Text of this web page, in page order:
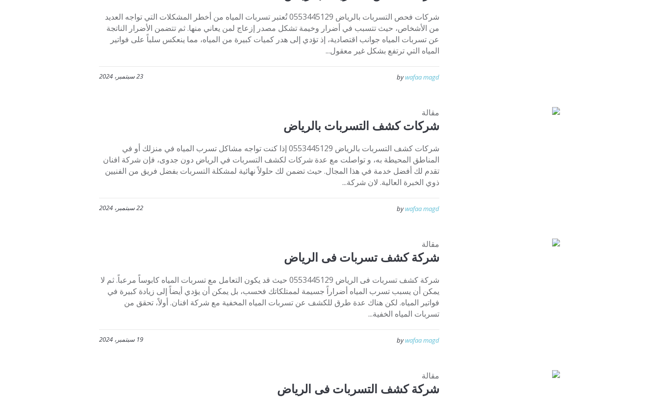
شركات فحص التسربات بالرياض 0553445129 تُعتبر تسربات المياه من أخطر المشكلات التي تواجه العديد
من الأشخاص، حيث تتسبب في أضرار وخيمة تشكل مصدر إزعاج لمن يعاني منها. ثم تتضمن الأضرار الناتجة
عن تسربات المياه جوانب اقتصادية، إذ تؤدي إلى هدر كميات كبيرة من المياه، مما ينعكس سلباً على فواتير
المياه التي ترتفع بشكل غير معقول...
23 سبتمبر، 2024 bywafaa magd
مقالة
شركات كشف التسربات بالرياض
شركات كشف التسربات بالرياض 0553445129 إذا كنت تواجه مشاكل تسرب المياه في منزلك أو في
المناطق المحيطة به، و تواصلت مع عدة شركات لكشف التسربات في الرياض دون جدوى، فإن شركة افنان
تقدم لك أفضل خدمة في هذا المجال. حيث تضمن لك حلولاً نهائية لمشكلة التسربات بفضل فريق من الفنيين
ذوي الخبرة العالية. لان شركة...
22 سبتمبر، 2024 bywafaa magd
مقالة
شركة كشف تسربات فى الرياض
شركة كشف تسربات فى الرياض 0553445129 حيث قد يكون التعامل مع تسربات المياه كابوساً مرعباً. ثم لا
يمكن أن يسبب تسرب المياه أضراراً جسيمة لممتلكاتك فحسب، بل يمكن أن يؤدي أيضاً إلى زيادة كبيرة في
فواتير المياه. لكن هناك عدة طرق للكشف عن تسربات المياه المخفية مع شركة افنان. أولاً، تحقق من
تسربات المياه الخفية...
19 سبتمبر، 2024 bywafaa magd
مقالة
شركة كشف التسربات فى الرياض